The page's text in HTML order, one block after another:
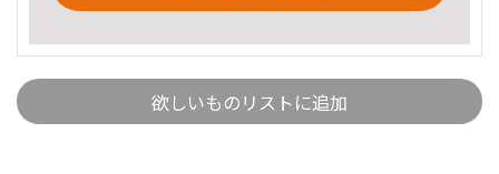
欲しいものリストに追加